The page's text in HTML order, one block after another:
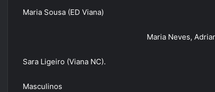
Maria Sousa (ED Viana)
Maria Neves,
Sara Ligeiro (Viana NC).
Masculinos